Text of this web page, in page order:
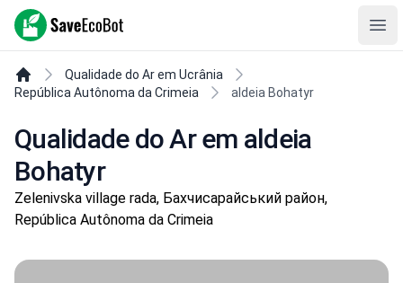
SaveEcoBot
Qualidade do Ar em Ucrânia
República Autônoma da Crimeia
aldeia Bohatyr
Qualidade do Ar em aldeia
Bohatyr
Zelenivska village rada, Бахчисарайський район,
República Autônoma da Crimeia